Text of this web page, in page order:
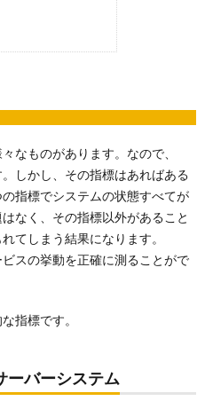
なものがあります。なので、
しかし、その指標はあればある
指標でシステムの状態すべてが
なく、その指標以外があること
てしまう結果になります。
スの挙動を正確に測ることがで
指標です。
ーバーシステム